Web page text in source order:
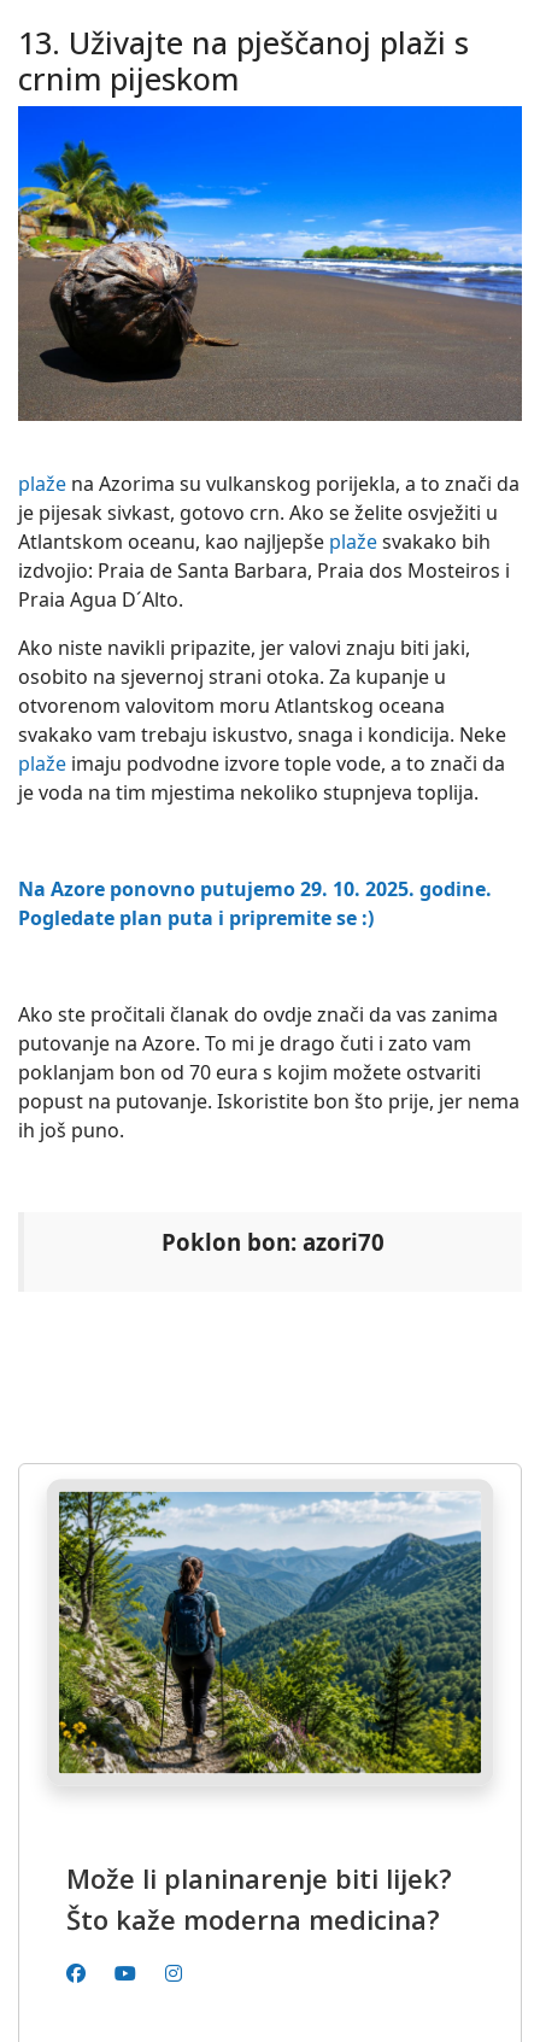
13. Uživajte na pješčanoj plaži s
crnim pijeskom
plaže na Azorima su vulkanskog porijekla, a to znači da
je pijesak sivkast, gotovo crn. Ako se želite osvježiti u
Atlantskom oceanu, kao najljepše plažesvakako bih
izdvojio: Praia de Santa Barbara, Praia dos Mosteiros i
Praia Agua D´Alto.
Ako niste navikli pripazite, jer valovi znaju biti jaki,
osobito na sjevernoj strani otoka. Za kupanje u
otvorenom valovitom moru Atlantskog oceana
svakako vam trebaju iskustvo, snaga i kondicija. Neke
plaže imaju podvodne izvore tople vode, a to znači da
je voda na tim mjestima nekoliko stupnjeva toplija.
Na Azore ponovno putujemo 29. 10. 2025. godine.
Pogledate plan puta i pripremite se :)
Ako ste pročitali članak do ovdje znači da vas zanima
putovanje na Azore. To mi je drago čuti i zato vam
poklanjam bon od 70 eura s kojim možete ostvariti
popust na putovanje. Iskoristite bon što prije, jer nema
ih još puno.
Poklon bon: azori70
Može li planinarenje biti lijek?
Što kaže moderna medicina?